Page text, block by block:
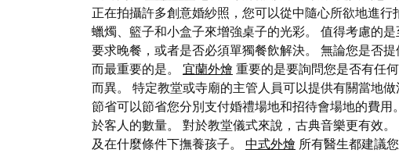
正在拍攝許多創意婚紗照，您可以從中隨心所欲地進
蠟燭、籃子和小盒子來增強桌子的光彩。 值得考慮的
要求晚餐，或者是否必須單獨餐飲解決。 無論您是否
而最重要的是。 宜蘭外燴 重要的是要詢問您是否有任
而異。 特定教堂或寺廟的主管人員可以提供有關當地
節省可以節省您分別支付婚禮場地和招待會場地的費用
於客人的數量。 對於教堂儀式來說，古典音樂更有效。
及在什麼條件下撫養孩子。 中式外燴 所有醫生都建議